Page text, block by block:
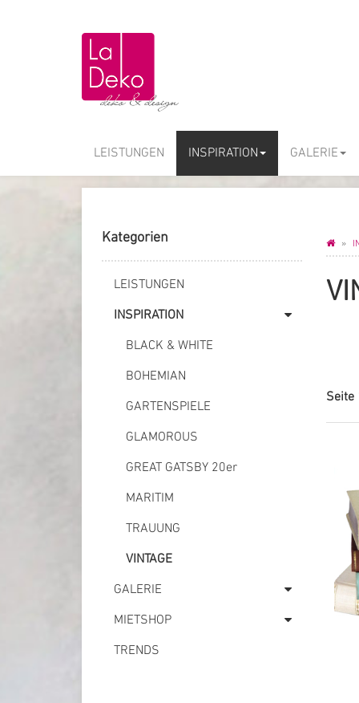
LEISTUNGEN INSPIRATION GALERIE
Seite
Kategorien
LEISTUNGEN
INSPIRATION
BLACK & WHITE
BOHEMIAN
GARTENSPIELE
GLAMOROUS
GREAT GATSBY 20er
MARITIM
TRAUUNG
VINTAGE
GALERIE
MIETSHOP
TRENDS